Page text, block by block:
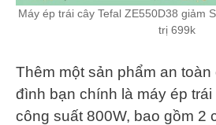
Máy ép trái cây Tefal ZE550D38 giảm
trị 699k
Thêm một sản phẩm an
đình bạn chính là máy ép trái
công suất 800W, bao gồm 2